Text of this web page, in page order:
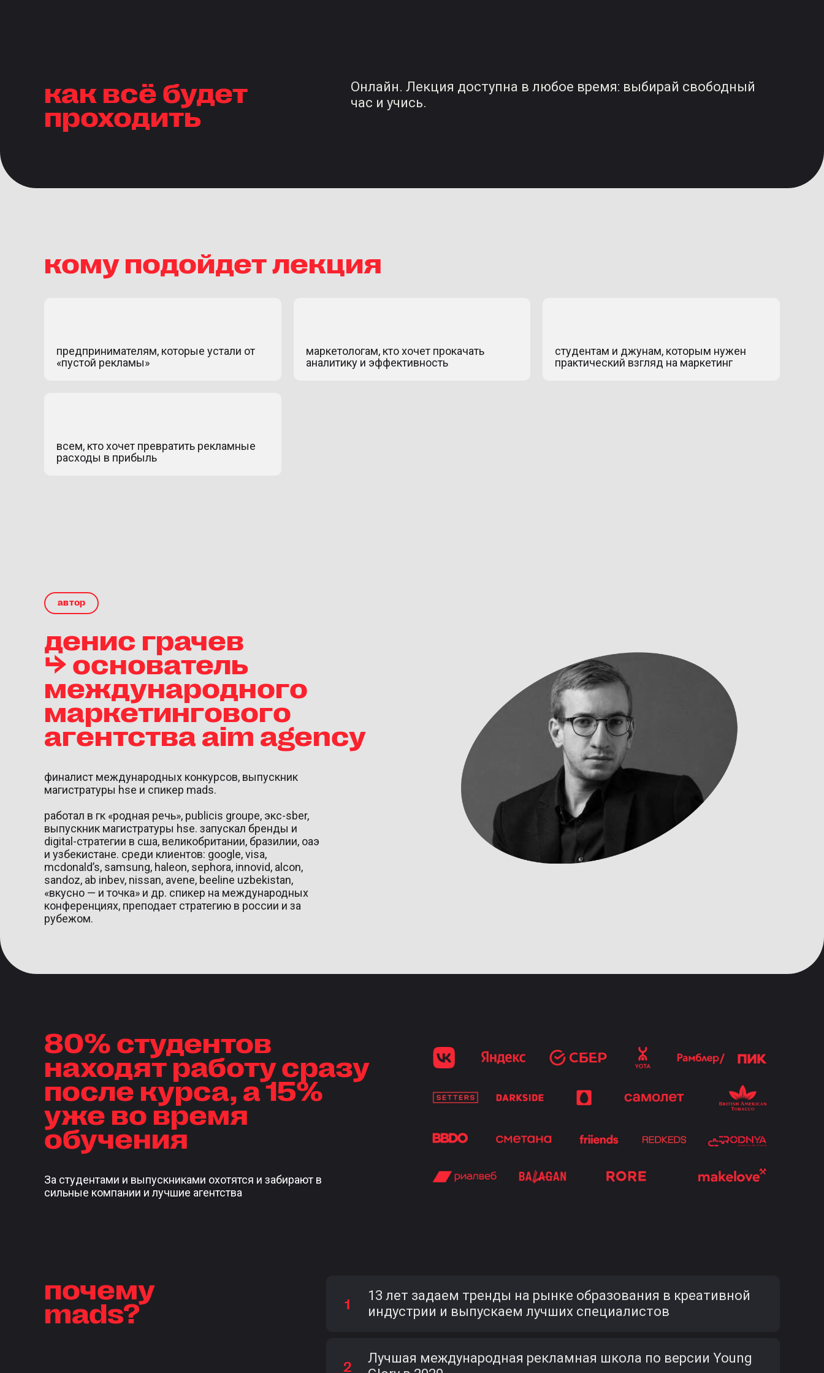
как всё будет
проходить
Онлайн. Лекция доступна в любое время: выбирай свободный
час и учись.
кому подойдет лекция
предпринимателям, которые устали от
«пустой рекламы»
маркетологам, кто хочет прокачать
аналитику и эффективность
студентам и джунам, которым нужен
практический взгляд на маркетинг
всем, кто хочет превратить рекламные
расходы в прибыль
автор
денис грачев
⮡ основатель
международного
маркетингового
агентства aim agency
финалист международных конкурсов, выпускник
магистратуры hse и спикер mads.
работал в гк «родная речь», publicis groupe, экс-sber,
выпускник магистратуры hse. запускал бренды и
digital-стратегии в сша, великобритании, бразилии, оаэ
и узбекистане. среди клиентов: google, visa,
mcdonald’s, samsung, haleon, sephora, innovid, alcon,
sandoz, ab inbev, nissan, avene, beeline uzbekistan,
«вкусно — и точка» и др. спикер на международных
конференциях, преподает стратегию в россии и за
рубежом.
80% студентов
находят работу сразу
после курса, а 15%
уже во время
обучения
За студентами и выпускниками охотятся и забирают в
сильные компании и лучшие агентства
почему
mads?
13 лет задаем тренды на рынке образования в креативной
индустрии и выпускаем лучших специалистов
Лучшая международная рекламная школа по версии Young